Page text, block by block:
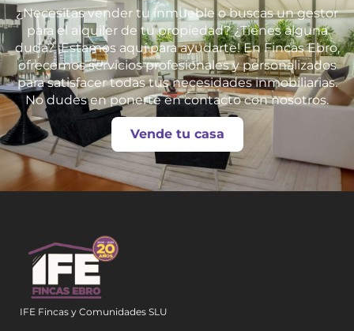
¿Necesitas vender tu inmueble o buscas un gestor
para el alquiler de tu propiedad? ¿Tienes alguna
duda? ¡Estamos aquí para ayudarte! En Fincas Ebro,
ofrecemos servicios profesionales y personalizados
para satisfacer todas tus necesidades inmobiliarias.
No dudes en ponerte en contacto con nosotros.
Vende tu casa
IFE Fincas y Comunidades SLU